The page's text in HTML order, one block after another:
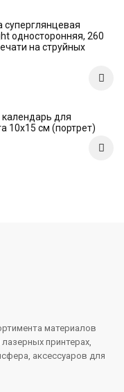
суперглянцевая
односторонняя, 260
на струйных
для
10x15 см (портрет)
материалов
принтерах,
аксессуаров для